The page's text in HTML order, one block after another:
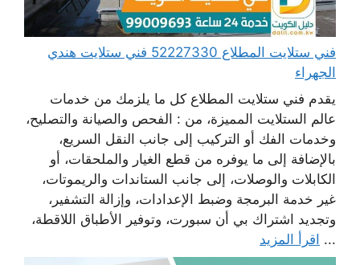
فني ستلايت المطلاع 52227330 فني ستلايت هندي
الجهراء
يقدم فني ستلايت المطلاع كل ما يلزمك من خدمات
عالم الستلايت المميزة، من : الفحص والصيانة والتصليح،
وخدمات الفك أو التركيب إلى جانب النقل السريع،
بالإضافة إلى ما يوفره من قطع الغيار والملحقات، أو
الكابلات والوصلات، إلى جانب الستاندات والريموتات،
غير خدمة البرمجة وضبط الإعدادات، وإزالة التشفير،
وتجديد اشتراك بي أن سبورت، وتوفير الأطباق اللاقطة،
... اقرأ المزيد